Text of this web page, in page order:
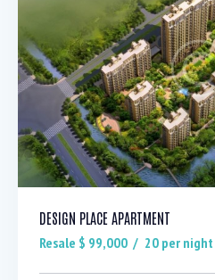
Dryer (8)
Gym (11)
Laundry (6)
Lawn (4)
Microwave (7)
Outdoor shower (7)
Refrigerator (3)
Sauna (6)
Swimming Pool (7)
TV Cable (6)
DESIGN PLACE APARTMENT
Resale $ 99,000 20 per night